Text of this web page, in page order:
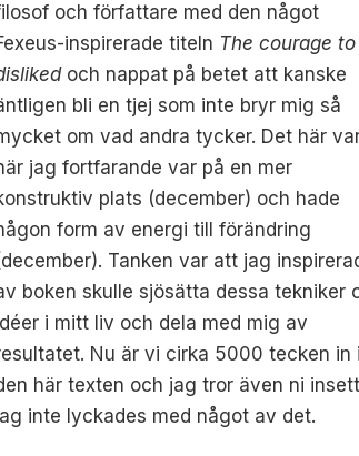
och författare med den något
inspirerade titeln The courage to
och nappat på betet att kanske
bli en tjej som inte bryr mig så
om vad andra tycker. Det här
jag fortfarande var på en mer
plats (december) och hade
form av energi till förändring
Tanken var att jag
boken skulle sjösätta dessa tekniker
i mitt liv och dela med mig av
Nu är vi cirka 5000 tecken in i
här texten och jag tror även ni insett
inte lyckades med något av det.